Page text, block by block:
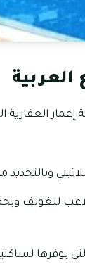
العربية
العقارية
وبالتحديد
للغولف
يوفرها